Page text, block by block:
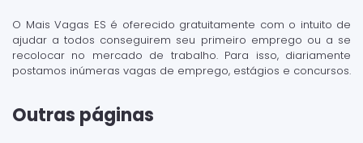
O Mais Vagas ES é oferecido gratuitamente com o intuito de
ajudar a todos conseguirem seu primeiro emprego ou a se
recolocar no mercado de trabalho. Para isso, diariamente
postamos inúmeras vagas de emprego, estágios e concursos.
Outras páginas